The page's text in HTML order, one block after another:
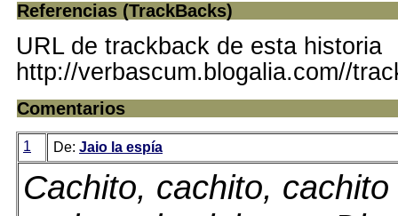
Referencias (TrackBacks)
URL de trackback de esta historia
http://verbascum.blogalia.com//
Comentarios
1 De: Jaio la espía
Cachito, cachito,